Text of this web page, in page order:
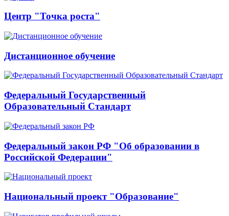
Центр "Точка роста"
Дистанционное обучение
Федеральный Государственный
Образовательный Стандарт
Федеральный закон РФ "Об образовании в
Российской Федерации"
Национальный проект "Образование"